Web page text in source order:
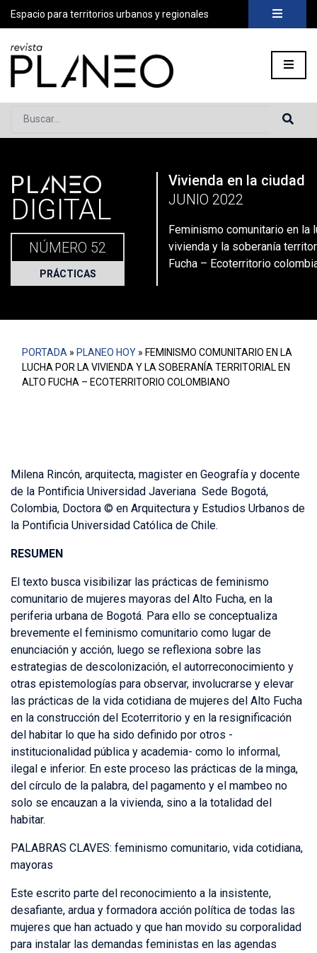
Espacio para territorios urbanos y regionales
Buscar...
Portada» Planeo Hoy Feminismo comunitario en la lucha
PLANEO
DIGITAL
NÚMERO 52
PRÁCTICAS
Vivienda en la ciudad
JUNIO 2022
Feminismo comunitario en la
vivienda y la soberanía
Fucha – Ecoterritorio
PORTADA » PLANEO HOY » FEMINISMO COMUNITARIO EN LA
LUCHA POR LA VIVIENDA Y LA SOBERANÍA TERRITORIAL EN
ALTO FUCHA – ECOTERRITORIO COLOMBIANO
Milena Rincón, arquitecta, magister en Geografía y docente
de la Pontificia Universidad Javeriana Sede Bogotá,
Colombia, Doctora © en Arquitectura y Estudios Urbanos de
la Pontificia Universidad Católica de Chile.
RESUMEN
El texto busca visibilizar las prácticas de feminismo
comunitario de mujeres mayoras del Alto Fucha, en la
periferia urbana de Bogotá. Para ello se conceptualiza
brevemente el feminismo comunitario como lugar de
enunciación y acción, luego se reflexiona sobre las
estrategias de descolonización, el autorreconocimiento y
otras epistemologías para observar, involucrarse y elevar
las prácticas de la vida cotidiana de mujeres del Alto Fucha
en la construcción del Ecoterritorio y en la resignificación
del habitar lo que ha sido definido por otros -
institucionalidad pública y academia- como lo informal,
ilegal e inferior. En este proceso las prácticas de la minga,
del círculo de la palabra, del pagamento y el mambeo no
solo se encauzan a la vivienda, sino a la totalidad del
habitar.
PALABRAS CLAVES: feminismo comunitario, vida cotidiana,
mayoras
Este escrito parte del reconocimiento a la insistente,
desafiante, ardua y formadora acción política de todas las
mujeres que han actuado y que han movido su corporalidad
para instalar las demandas feministas en las agendas